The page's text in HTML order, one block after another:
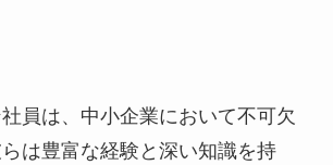
員は、中小企業において不可欠
は豊富な経験と深い知識を持